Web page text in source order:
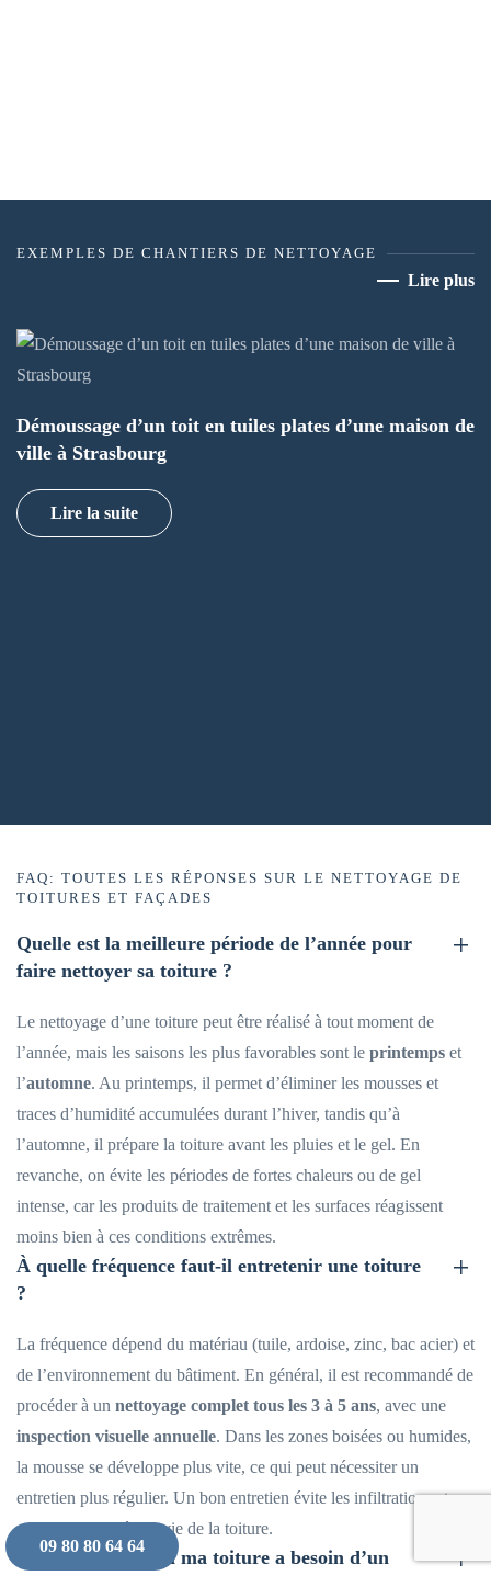
EXEMPLES DE CHANTIERS DE NETTOYAGE
Lire plus
Démoussage d’un toit en tuiles plates d’une maison de
ville à Strasbourg
Lire la suite
FAQ: TOUTES LES RÉPONSES SUR LE NETTOYAGE DE
TOITURES ET FAÇADES
Quelle est la meilleure période de l’année pour
faire nettoyer sa toiture ?
Le nettoyage d’une toiture peut être réalisé à tout moment de
l’année, mais les saisons les plus favorables sont le printemps et
l’automne. Au printemps, il permet d’éliminer les mousses et
traces d’humidité accumulées durant l’hiver, tandis qu’à
l’automne, il prépare la toiture avant les pluies et le gel. En
revanche, on évite les périodes de fortes chaleurs ou de gel
intense, car les produits de traitement et les surfaces réagissent
moins bien à ces conditions extrêmes.
À quelle fréquence faut-il entretenir une toiture
?
La fréquence dépend du matériau (tuile, ardoise, zinc, bac acier) et
de l’environnement du bâtiment. En général, il est recommandé de
procéder à un nettoyage complet tous les 3 à 5 ans, avec une
inspection visuelle annuelle. Dans les zones boisées ou humides,
la mousse se développe plus vite, ce qui peut nécessiter un
entretien plus régulier. Un bon entretien évite les infiltrations et
prolonge la durée de vie de la toiture.
Comment savoir si ma toiture a besoin d’un
09 80 80 64 64